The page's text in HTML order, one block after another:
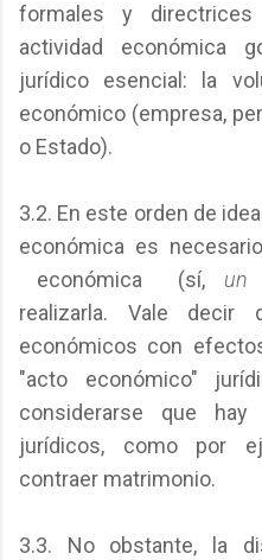
formales y directrices
actividad económica
jurídico esencial: la
económico (empresa,
o Estado).
3.2. En este orden de
económica es
económica (sí, un
realizarla. Vale
económicos con
"acto económico"
considerarse que
jurídicos, como por
contraer matrimonio.
3.3. No obstante, la